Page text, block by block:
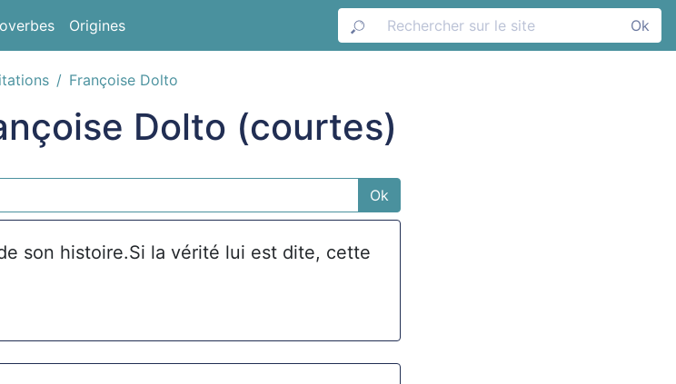
Origines Ok
Françoise Dolto
Dolto (courtes)
Ok
son histoire.Si la vérité lui est dite, cette